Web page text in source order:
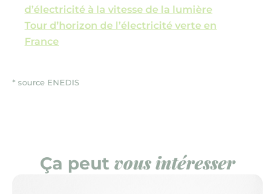
d’électricité à la vitesse de la lumière
Tour d’horizon de l’électricité verte en
France
* source ENEDIS
Ça peut vous intéresser